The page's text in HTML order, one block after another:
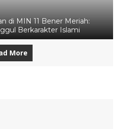
di MIN 11 Bener Meriah:
Berkarakter Islami
More